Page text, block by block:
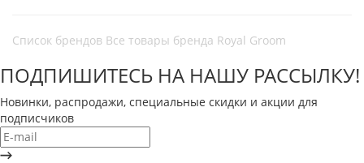
Список брендов Все товары бренда Royal Groom
ПОДПИШИТЕСЬ НА НАШУ РАССЫЛКУ!
Новинки, распродажи, специальные скидки и акции для
подписчиков